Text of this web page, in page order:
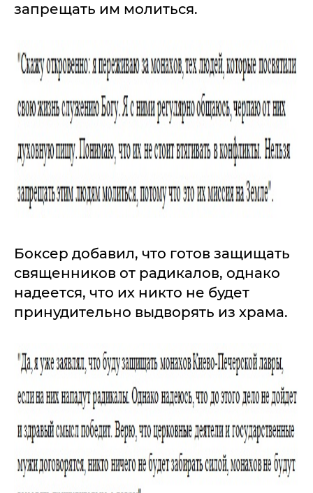
запрещать им молиться.
Боксер добавил, что готов защищать
священников от радикалов, однако
надеется, что их никто не будет
принудительно выдворять из храма.